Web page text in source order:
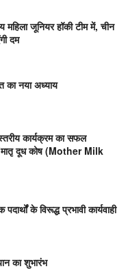
महिला जूनियर हॉकी टीम में, चीन
दम
का नया अध्याय
कार्यक्रम का सफल
दूध कोष (Mother Milk
के विरूद्ध प्रभावी कार्यवाही
का शुभारंभ